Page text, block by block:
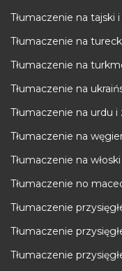
Tłumaczenie na tajski
Tłumaczenie na
Tłumaczenie na
Tłumaczenie na
Tłumaczenie na urdu i
Tłumaczenie na
Tłumaczenie na
Tłumaczenie no
Tłumaczenie
Tłumaczenie
Tłumaczenie